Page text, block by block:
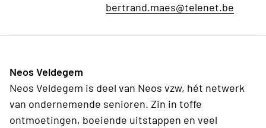
bertrand.maes@telenet.be
Neos Veldegem
Neos Veldegem is deel van Neos vzw, hét netwerk
van ondernemende senioren. Zin in toffe
ontmoetingen, boeiende uitstappen en veel